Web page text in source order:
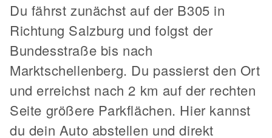
Du fährst zunächst auf der B305 in
Richtung Salzburg und folgst der
Bundesstraße bis nach
Marktschellenberg. Du passierst den Ort
und erreichst nach 2 km auf der rechten
Seite größere Parkflächen. Hier kannst
du dein Auto abstellen und direkt